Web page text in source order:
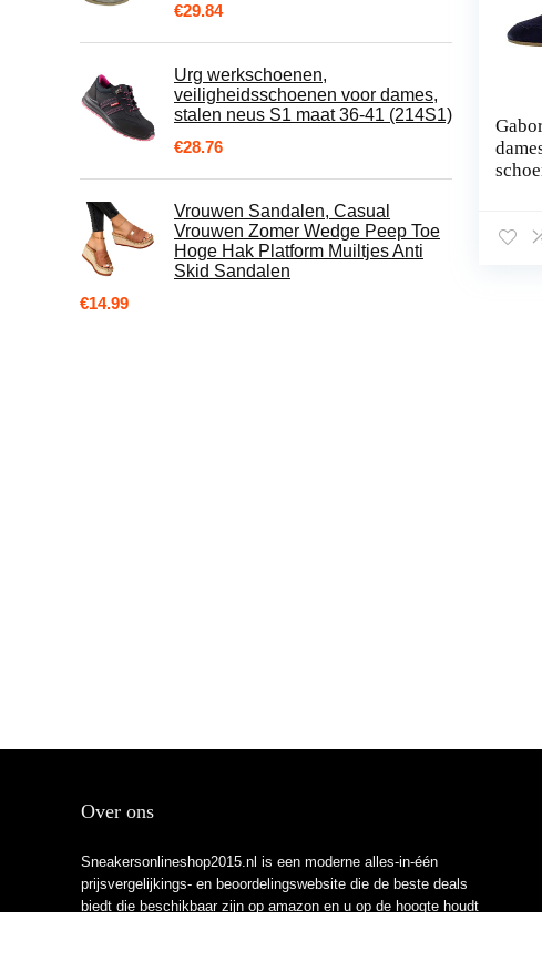
€29.84
Urg werkschoenen,
veiligheidsschoenen voor dames,
stalen neus S1 maat 36-41 (214S1)
€28.76
Vrouwen Sandalen, Casual
Vrouwen Zomer Wedge Peep Toe
Hoge Hak Platform Muiltjes Anti
Skid Sandalen
€14.99
Over ons
Sneakersonlineshop2015.nl is een moderne alles-in-één
prijsvergelijkings- en beoordelingswebsite die de beste deals
biedt die beschikbaar zijn op amazon en u op de hoogte houdt